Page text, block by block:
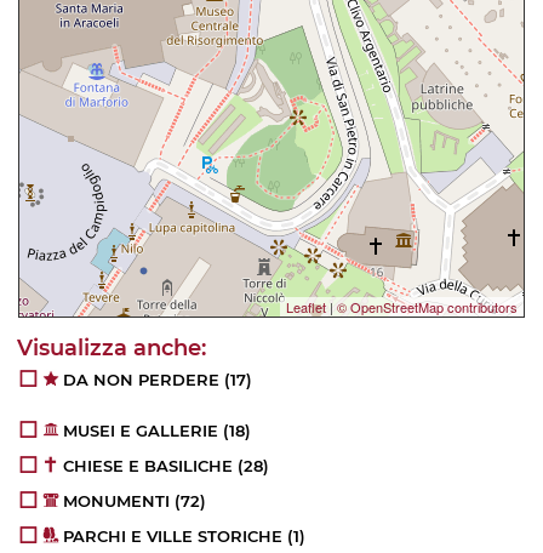
Leaflet | © OpenStreetMap contributors
DA NON PERDERE (17)
MUSEI E GALLERIE (18)
CHIESE E BASILICHE (28)
MONUMENTI (72)
PARCHI E VILLE STORICHE (1)